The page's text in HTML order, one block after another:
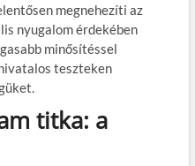
megnehezíti az
nyugalom érdekében
minősítéssel
teszteken
titka: a